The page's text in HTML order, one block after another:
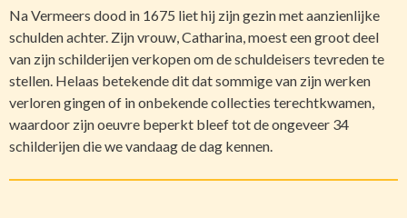
Na Vermeers dood in 1675 liet hij zijn gezin met aanzienlijke
schulden achter. Zijn vrouw, Catharina, moest een groot deel
van zijn schilderijen verkopen om de schuldeisers tevreden te
stellen. Helaas betekende dit dat sommige van zijn werken
verloren gingen of in onbekende collecties terechtkwamen,
waardoor zijn oeuvre beperkt bleef tot de ongeveer 34
schilderijen die we vandaag de dag kennen.